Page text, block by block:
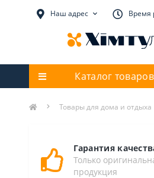
Наш адрес Время
Каталог товаров
Товары для дома и отдыха
Гарантия
Только
продукция